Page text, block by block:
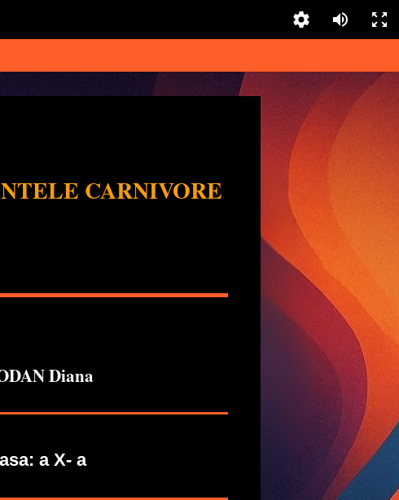
CARNIVORE
Diana
a X- a